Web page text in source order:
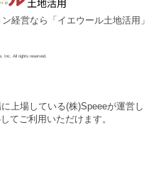
経営なら「イエウール土地活用」
Inc. All rights reserved.
上場している(株)Speeeが運営し
てご利用いただけます。